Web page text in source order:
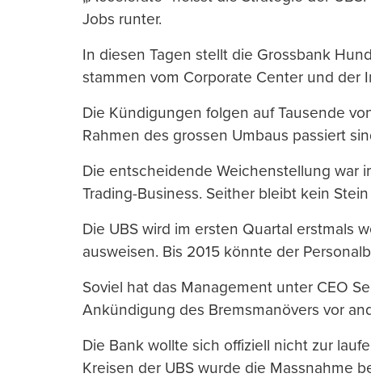
Jobs runter.
In diesen Tagen stellt die Grossbank
stammen vom Corporate Center und der
Die Kündigungen folgen auf Tausende
Rahmen des grossen Umbaus passiert
Die entscheidende Weichenstellung war
Trading-Business. Seither bleibt kein
Die UBS wird im ersten Quartal erstmals
ausweisen. Bis 2015 könnte der
Soviel hat das Management unter CEO
Ankündigung des Bremsmanövers vor
Die Bank wollte sich offiziell nicht zur
Kreisen der UBS wurde die Massnahme